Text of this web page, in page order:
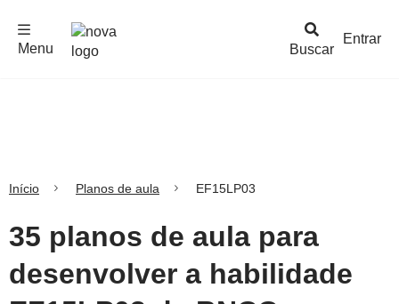
Buscar
Menu
Entrar
Início Planos de aula EF15LP03
35 planos de aula para
desenvolver a habilidade